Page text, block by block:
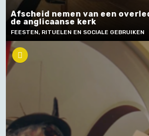
Afscheid nemen van een
de anglicaanse kerk
FEESTEN, RITUELEN EN SOCIALE GEBRUIKEN